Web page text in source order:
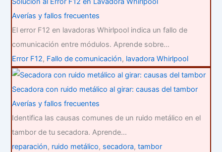
Averías y fallos frecuentes
El error F12 en lavadoras Whirlpool indica un fallo de
comunicación entre módulos. Aprende sobre…
Error F12, Fallo de comunicación, lavadora Whirlpool
Secadora con ruido metálico al girar: causas del tambor
Averías y fallos frecuentes
Identifica las causas comunes de un ruido metálico en el
tambor de tu secadora. Aprende…
reparación, ruido metálico, secadora,tambor